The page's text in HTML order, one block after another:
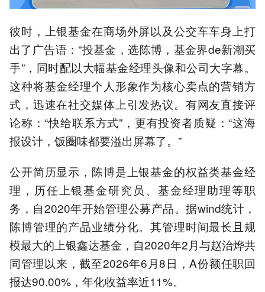
彼时，上银基金在商场外屏以及公交车车身上打
出了广告语：“投基金，选陈博，基金界de新潮买
手”，同时配以大幅基金经理头像和公司大字幕。
这种将基金经理个人形象作为核心卖点的营销方
式，迅速在社交媒体上引发热议。有网友直接评
论称：“快给联系方式”，更有投资者质疑：“这海
报设计，饭圈味都要溢出屏幕了。”
公开简历显示，陈博是上银基金的权益类基金经
理，历任上银基金研究员、基金经理助理等职
务，自2020年开始管理公募产品。据wind统计，
陈博管理的产品业绩分化。其管理时间最长且规
模最大的上银鑫达基金，自2020年2月与赵治烨共
同管理以来，截至2026年6月8日，A份额任职回
报达90.00%，年化收益率近11%。